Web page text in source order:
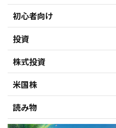
初心者向け
投資
株式投資
米国株
読み物